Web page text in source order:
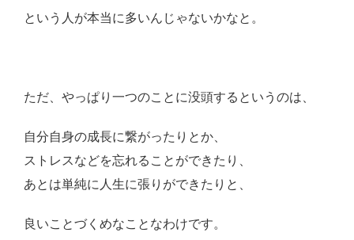
という人が本当に多いんじゃないかなと。
ただ、やっぱり一つのことに没頭するというのは、
自分自身の成長に繋がったりとか、
ストレスなどを忘れることができたり、
あとは単純に人生に張りができたりと、
良いことづくめなことなわけです。